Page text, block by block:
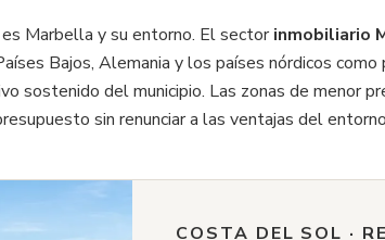
Marbella y su entorno. El sectorinmobiliario
Bajos, Alemania y los países nórdicos
sostenido del municipio. Las zonas de menor
sin renunciar a las ventajas del
COSTA DEL SOL ·